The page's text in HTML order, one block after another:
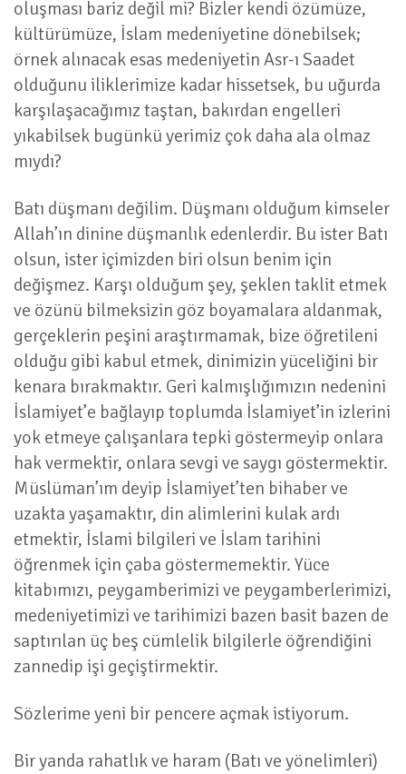
oluşması bariz değil mi? Bizler kendi özümüze,
kültürümüze, İslam medeniyetine dönebilsek;
örnek alınacak esas medeniyetin Asr-ı Saadet
olduğunu iliklerimize kadar hissetsek, bu uğurda
karşılaşacağımız taştan, bakırdan engelleri
yıkabilsek bugünkü yerimiz çok daha ala olmaz
mıydı?
Batı düşmanı değilim. Düşmanı olduğum kimseler
Allah’ın dinine düşmanlık edenlerdir. Bu ister Batı
olsun, ister içimizden biri olsun benim için
değişmez. Karşı olduğum şey, şeklen taklit etmek
ve özünü bilmeksizin göz boyamalara aldanmak,
gerçeklerin peşini araştırmamak, bize öğretileni
olduğu gibi kabul etmek, dinimizin yüceliğini bir
kenara bırakmaktır. Geri kalmışlığımızın nedenini
İslamiyet’e bağlayıp toplumda İslamiyet’in izlerini
yok etmeye çalışanlara tepki göstermeyip onlara
hak vermektir, onlara sevgi ve saygı göstermektir.
Müslüman’ım deyip İslamiyet’ten bihaber ve
uzakta yaşamaktır, din alimlerini kulak ardı
etmektir, İslami bilgileri ve İslam tarihini
öğrenmek için çaba göstermemektir. Yüce
kitabımızı, peygamberimizi ve peygamberlerimizi,
medeniyetimizi ve tarihimizi bazen basit bazen de
saptırılan üç beş cümlelik bilgilerle öğrendiğini
zannedip işi geçiştirmektir.
Sözlerime yeni bir pencere açmak istiyorum.
Bir yanda rahatlık ve haram (Batı ve yönelimleri)